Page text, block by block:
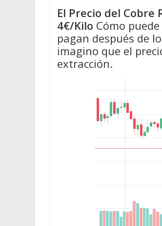
El Precio del Cobre
4€/Kilo Cómo
pagan después de
imagino que el
extracción.